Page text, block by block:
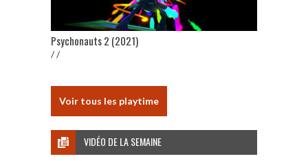
Psychonauts 2 (2021)
/ /
Voir tous les playtime
VIDÉO DE LA SEMAINE